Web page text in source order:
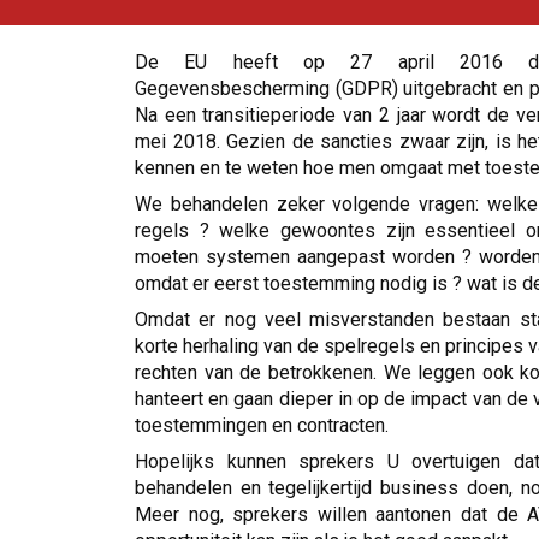
De EU heeft op 27 april 2016 de
Gegevensbescherming (GDPR) uitgebracht en
Na een transitieperiode van 2 jaar wordt de
mei 2018. Gezien de sancties zwaar zijn, is
kennen en te weten hoe men omgaat met
We behandelen zeker volgende vragen:
regels ? welke gewoontes zijn essentieel
moeten systemen aangepast worden ?
omdat er eerst toestemming nodig is ? wat is
Omdat er nog veel misverstanden bestaan
korte herhaling van de spelregels en principes
rechten van de betrokkenen. We leggen ook
hanteert en gaan dieper in op de impact van de
toestemmingen en contracten.
Hopelijks kunnen sprekers U overtuigen
behandelen en tegelijkertijd business doen,
Meer nog, sprekers willen aantonen dat de